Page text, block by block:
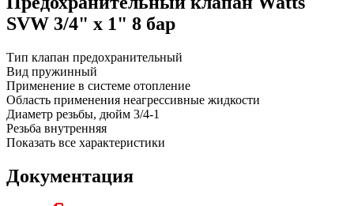
SVW 3/4" х 1" 8 бар
Тип клапан предохранительный
Вид пружинный
Применение в системе отопление
Область применения неагрессивные жидкости
Диаметр резьбы, дюйм 3/4-1
Резьба внутренняя
Показать все характеристики
Документация